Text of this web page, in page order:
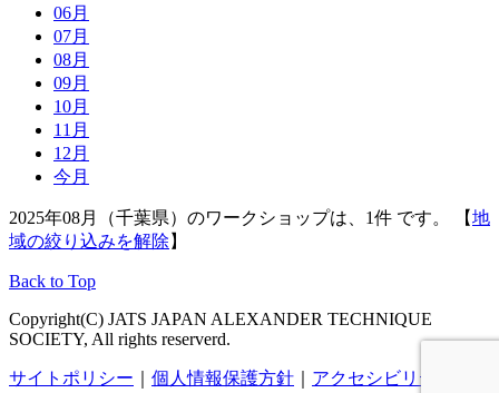
06月
07月
08月
09月
10月
11月
12月
今月
2025年08月（千葉県）のワークショップは、1件 です。 【地
域の絞り込みを解除 】
Back to Top
Copyright(C) JATS JAPAN ALEXANDER TECHNIQUE
SOCIETY, All rights reserverd.
サイトポリシー 個人情報保護方針 アクセシビリティ